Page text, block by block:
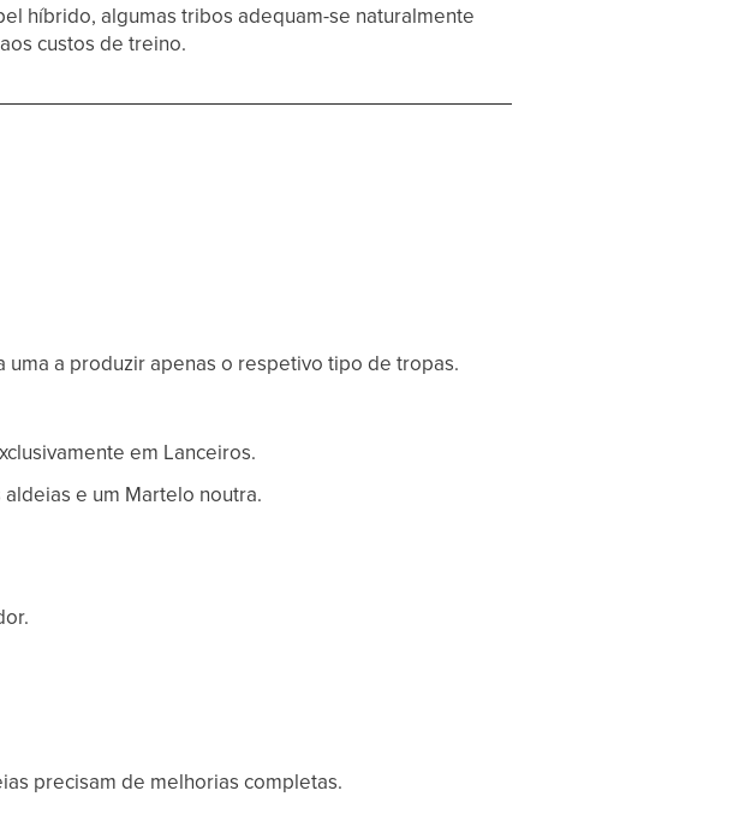
híbrido, algumas tribos adequam-se naturalmente
custos de treino.
uma a produzir apenas o respetivo tipo de tropas.
em Lanceiros.
e um Martelo noutra.
precisam de melhorias completas.